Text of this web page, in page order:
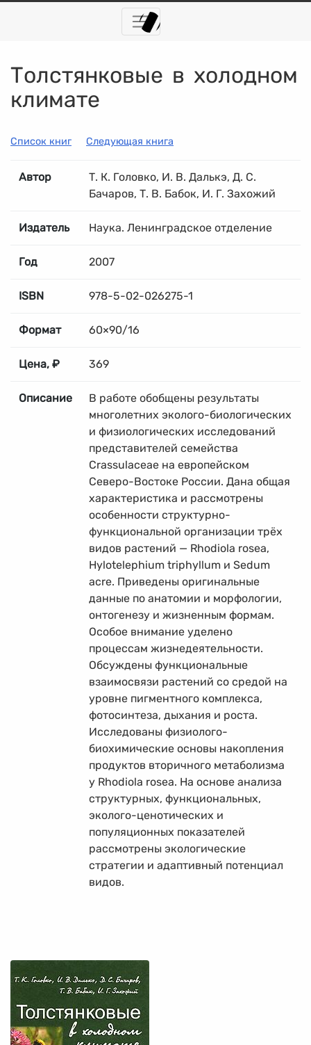
Толстянковые в холодном
климате
Список книг Следующая книга
Автор
Т. К. Головко, И. В. Далькэ, Д. С.
Бачаров, Т. В. Бабок, И. Г. Захожий
Издатель Наука. Ленинградское отделение
Год 2007
ISBN 978-5-02-026275-1
Формат 60×90/16
Цена, ₽ 369
Описание
В работе обобщены результаты
многолетних эколого-биологических
и физиологических исследований
представителей семейства
Crassulaceae на европейском
Северо-Востоке России. Дана общая
характеристика и рассмотрены
особенности структурно-
функциональной организации трёх
видов растений — Rhodiola rosea,
Hylotelephium triphyllum и Sedum
acre. Приведены оригинальные
данные по анатомии и морфологии,
онтогенезу и жизненным формам.
Особое внимание уделено
процессам жизнедеятельности.
Обсуждены функциональные
взаимосвязи растений со средой на
уровне пигментного комплекса,
фотосинтеза, дыхания и роста.
Исследованы физиолого-
биохимические основы накопления
продуктов вторичного метаболизма
у Rhodiola rosea. На основе анализа
структурных, функциональных,
эколого-ценотических и
популяционных показателей
рассмотрены экологические
стратегии и адаптивный потенциал
видов.